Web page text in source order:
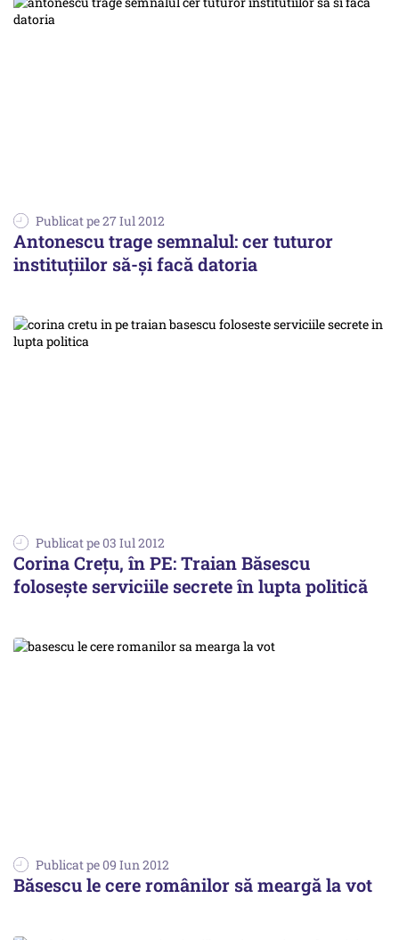
Publicat pe 27 Iul 2012
Antonescu trage semnalul: cer tuturor
instituţiilor să-şi facă datoria
Publicat pe 03 Iul 2012
Corina Crețu, în PE: Traian Băsescu
folosește serviciile secrete în lupta politică
Publicat pe 09 Iun 2012
Băsescu le cere românilor să meargă la vot